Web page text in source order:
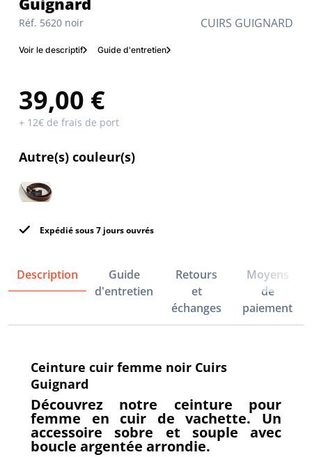
CUIRS GUIGNARD
Réf. 5620 noir
Voir le descriptif Guide d'entretien
39,00 €
+ 12€ de frais de port
Autre(s) couleur(s)
Expédié sous 7 jours ouvrés
Description
Guide
d'entretien
Retours
et
échanges
Moyens
de
paiement
Ceinture cuir femme noir Cuirs
Guignard
Découvrez notre ceinture pour
femme en cuir de vachette. Un
accessoire sobre et souple avec
boucle argentée arrondie.